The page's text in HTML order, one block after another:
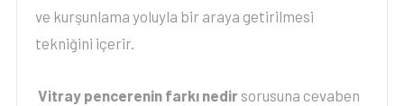
ve kurşunlama yoluyla bir araya getirilmesi
tekniğini içerir.
Vitray pencerenin farkı nedirsorusuna cevaben